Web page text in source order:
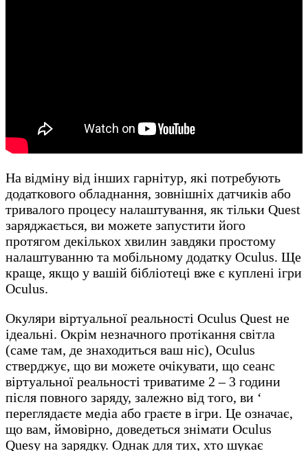
На відміну від інших гарнітур, які потребують
додаткового обладнання, зовнішніх датчиків або
тривалого процесу налаштування, як тільки Quest
заряджається, ви можете запустити його
протягом декількох хвилин завдяки простому
налаштуванню та мобільному додатку Oculus. Ще
краще, якщо у вашій бібліотеці вже є куплені ігри
Oculus.
Окуляри віртуальної реальності Oculus Quest не
ідеальні. Окрім незначного протікання світла
(саме там, де знаходиться ваш ніс), Oculus
стверджує, що ви можете очікувати, що сеанс
віртуальної реальності триватиме 2 – 3 години
після повного заряду, залежно від того, ви ‘
переглядаєте медіа або граєте в ігри. Це означає,
що вам, ймовірно, доведеться знімати Oculus
Quesу на зарядку. Однак для тих, хто шукає